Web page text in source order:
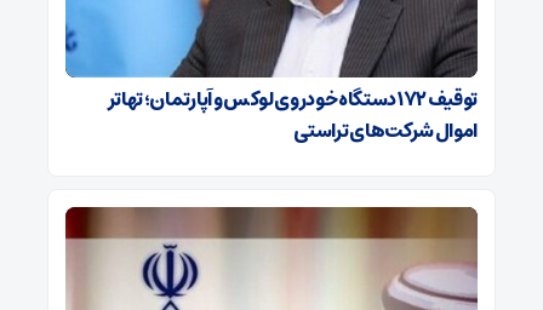
توقیف ۱۷۲ دستگاه خودروی لوکس و آپارتمان؛ تهاتر
اموال شرکت‌های تراستی